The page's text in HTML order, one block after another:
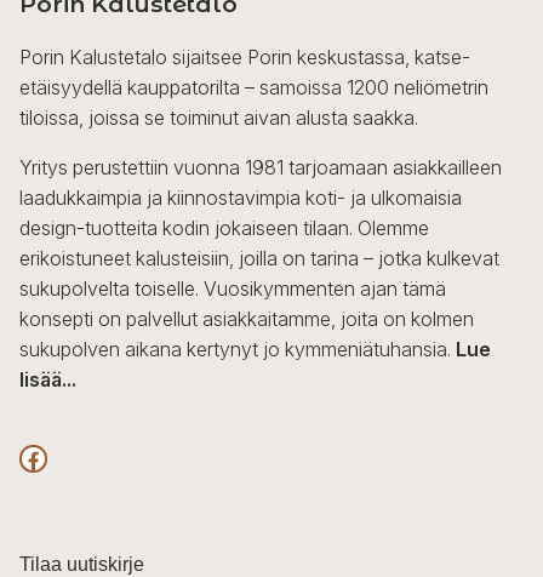
Porin Kalustetalo sijaitsee Porin keskustassa, katse-
etäisyydellä kauppatorilta – samoissa 1200 neliömetrin
tiloissa, joissa se toiminut aivan alusta saakka.
Yritys perustettiin vuonna 1981 tarjoamaan asiakkailleen
laadukkaimpia ja kiinnostavimpia koti- ja ulkomaisia
design-tuotteita kodin jokaiseen tilaan. Olemme
erikoistuneet kalusteisiin, joilla on tarina – jotka kulkevat
sukupolvelta toiselle. Vuosikymmenten ajan tämä
konsepti on palvellut asiakkaitamme, joita on kolmen
sukupolven aikana kertynyt jo kymmeniätuhansia. Lue
lisää...
F
c
Tilaa uutiskirje